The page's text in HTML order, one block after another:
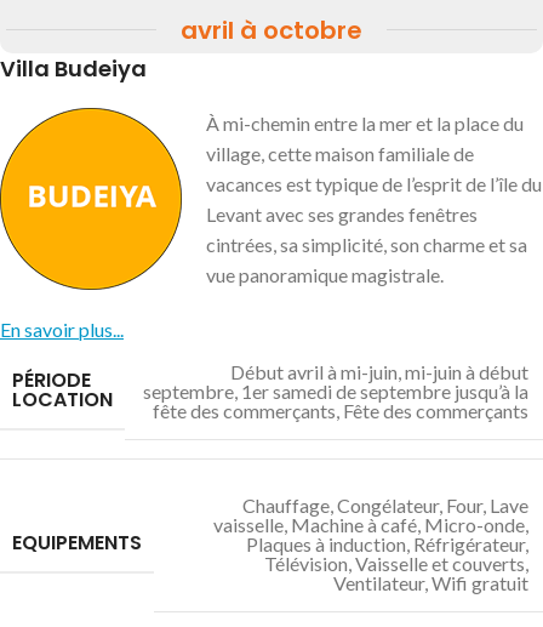
avril à octobre
Villa Budeiya
À mi-chemin entre la mer et la place du
village, cette maison familiale de
vacances est typique de l’esprit de l’île du
Levant avec ses grandes fenêtres
cintrées, sa simplicité, son charme et sa
vue panoramique magistrale.
En savoir plus...
PÉRIODE
LOCATION
Début avril à mi-juin mi-juin à début
septembre 1er samedi de septembre jusqu’à la
fête des commerçants Fête des commerçants
EQUIPEMENTS
Chauffage Congélateur, Four, Lave
vaisselle Machine à café Micro-onde
Plaques à induction Réfrigérateur,
Télévision Vaisselle et couverts
Ventilateur, Wifi gratuit